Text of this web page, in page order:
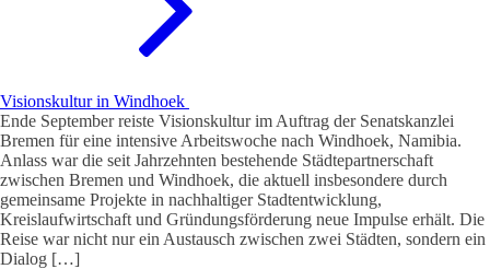
Visionskultur in Windhoek
Ende September reiste Visionskultur im Auftrag der Senatskanzlei
Bremen für eine intensive Arbeitswoche nach Windhoek, Namibia.
Anlass war die seit Jahrzehnten bestehende Städtepartnerschaft
zwischen Bremen und Windhoek, die aktuell insbesondere durch
gemeinsame Projekte in nachhaltiger Stadtentwicklung,
Kreislaufwirtschaft und Gründungsförderung neue Impulse erhält. Die
Reise war nicht nur ein Austausch zwischen zwei Städten, sondern ein
Dialog […]